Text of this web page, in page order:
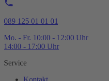
089 125 01 01 01
Mo. - Fr. 10:00 - 12:00 Uhr
14:00 - 17:00 Uhr
Service